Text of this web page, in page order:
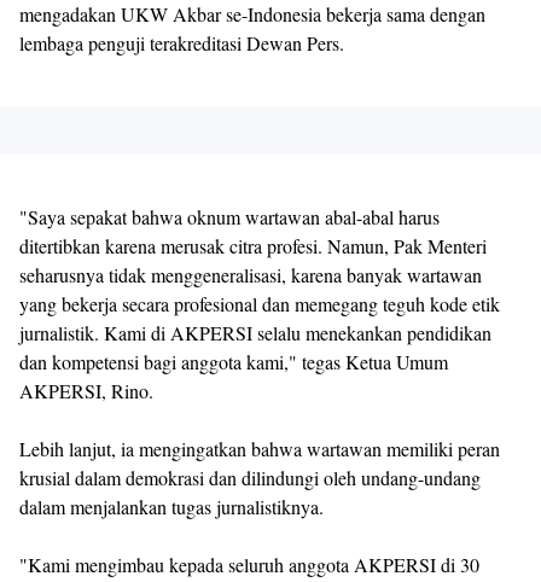
mengadakan UKW Akbar se-Indonesia bekerja sama dengan
lembaga penguji terakreditasi Dewan Pers.
"Saya sepakat bahwa oknum wartawan abal-abal harus
ditertibkan karena merusak citra profesi. Namun, Pak Menteri
seharusnya tidak menggeneralisasi, karena banyak wartawan
yang bekerja secara profesional dan memegang teguh kode etik
jurnalistik. Kami di AKPERSI selalu menekankan pendidikan
dan kompetensi bagi anggota kami," tegas Ketua Umum
AKPERSI, Rino.
Lebih lanjut, ia mengingatkan bahwa wartawan memiliki peran
krusial dalam demokrasi dan dilindungi oleh undang-undang
dalam menjalankan tugas jurnalistiknya.
"Kami mengimbau kepada seluruh anggota AKPERSI di 30